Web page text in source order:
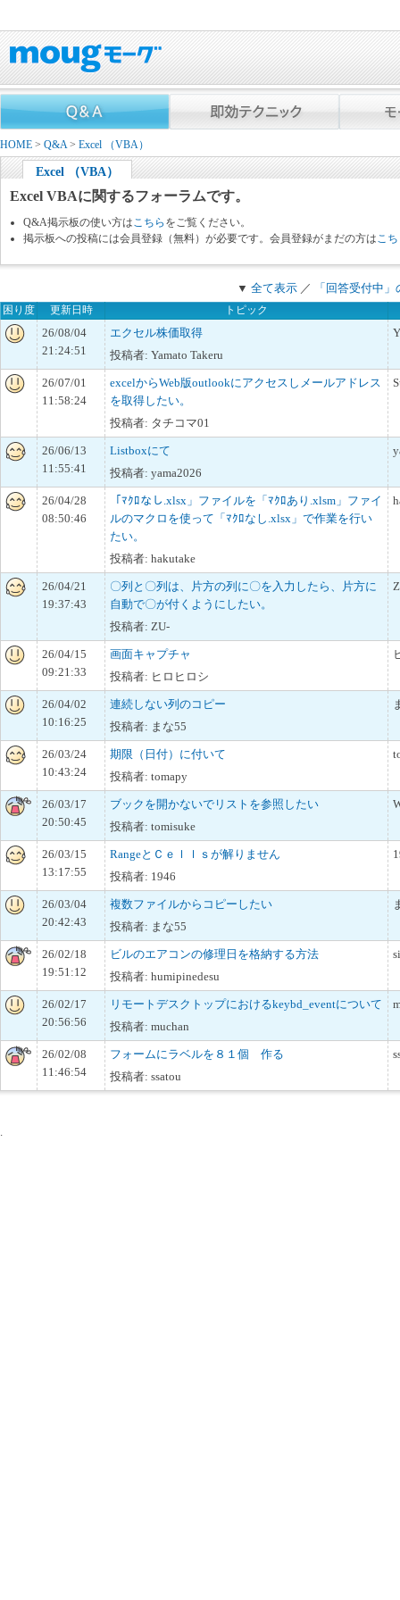
HOME > Q&A> Excel （VBA）
Excel （VBA）
Excel VBAに関するフォーラムです。
Q&A掲示板の使い方は こちら をご覧ください。
掲示板への投稿には会員登録（無料）が必要です。会員登録がまだの方は こ
▼ 全て表示 ／ 「回答受付中
困り度 更新日時 トピック
26/08/04
21:24:51
エクセル株価取得
投稿者: Yamato Takeru
26/07/01
11:58:24
excelからWeb版outlookにアクセスしメールアドレス
を取得したい。
投稿者: タチコマ01
26/06/13
11:55:41
Listboxにて
投稿者: yama2026
26/04/28
08:50:46
「ﾏｸﾛなし.xlsx」ファイルを「ﾏｸﾛあり.xlsm」ファイ
ルのマクロを使って「ﾏｸﾛなし.xlsx」で作業を行い
たい。
投稿者: hakutake
26/04/21
19:37:43
〇列と〇列は、片方の列に〇を入力したら、片方に
自動で〇が付くようにしたい。
投稿者: ZU-
26/04/15
09:21:33
画面キャプチャ
投稿者: ヒロヒロシ
26/04/02
10:16:25
連続しない列のコピー
投稿者: まな55
26/03/24
10:43:24
期限（日付）に付いて
投稿者: tomapy
26/03/17
20:50:45
ブックを開かないでリストを参照したい
投稿者: tomisuke
26/03/15
13:17:55
RangeとＣｅｌｌｓが解りません
投稿者: 1946
26/03/04
20:42:43
複数ファイルからコピーしたい
投稿者: まな55
26/02/18
19:51:12
ビルのエアコンの修理日を格納する方法
投稿者: humipinedesu
26/02/17
20:56:56
リモートデスクトップにおけるkeybd_eventについて
投稿者: muchan
26/02/08
11:46:54
フォームにラベルを８１個 作る
投稿者: ssatou